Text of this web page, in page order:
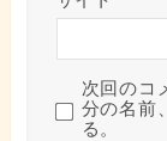
次回のコ
分の名前
る。